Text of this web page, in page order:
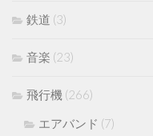
鉄道 (3)
音楽 (23)
飛行機 (266)
エアバンド (7)